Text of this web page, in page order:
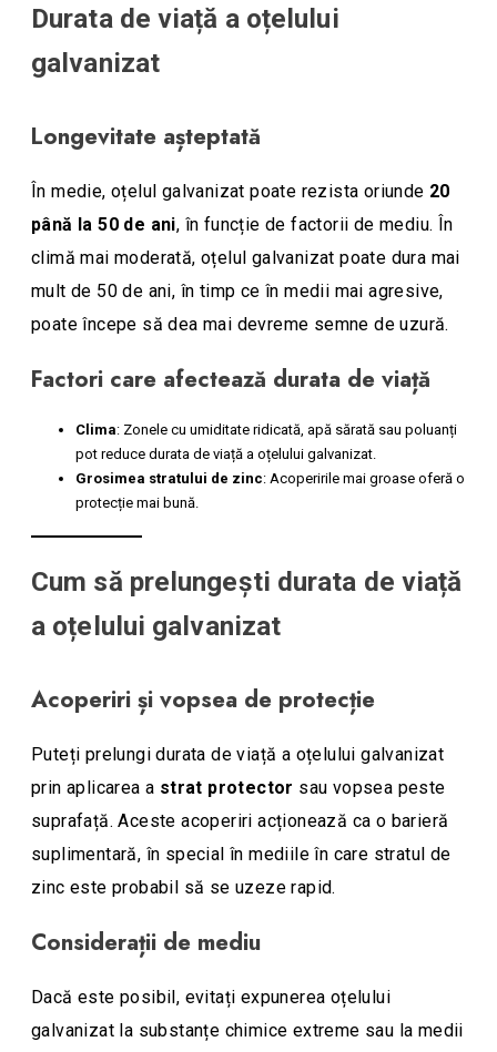
Durata de viață a oțelului
galvanizat
Longevitate așteptată
În medie, oțelul galvanizat poate rezista oriunde 20
până la 50 de ani, în funcție de factorii de mediu. În
climă mai moderată, oțelul galvanizat poate dura mai
mult de 50 de ani, în timp ce în medii mai agresive,
poate începe să dea mai devreme semne de uzură.
Factori care afectează durata de viață
Clima: Zonele cu umiditate ridicată, apă sărată sau poluanți
pot reduce durata de viață a oțelului galvanizat.
Grosimea stratului de zinc: Acoperirile mai groase oferă o
protecție mai bună.
Cum să prelungești durata de viață
a oțelului galvanizat
Acoperiri și vopsea de protecție
Puteți prelungi durata de viață a oțelului galvanizat
prin aplicarea a strat protector sau vopsea peste
suprafață. Aceste acoperiri acționează ca o barieră
suplimentară, în special în mediile în care stratul de
zinc este probabil să se uzeze rapid.
Considerații de mediu
Dacă este posibil, evitați expunerea oțelului
galvanizat la substanțe chimice extreme sau la medii